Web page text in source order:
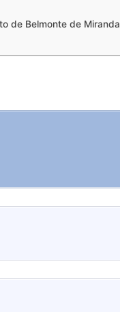
de Belmonte de Miranda